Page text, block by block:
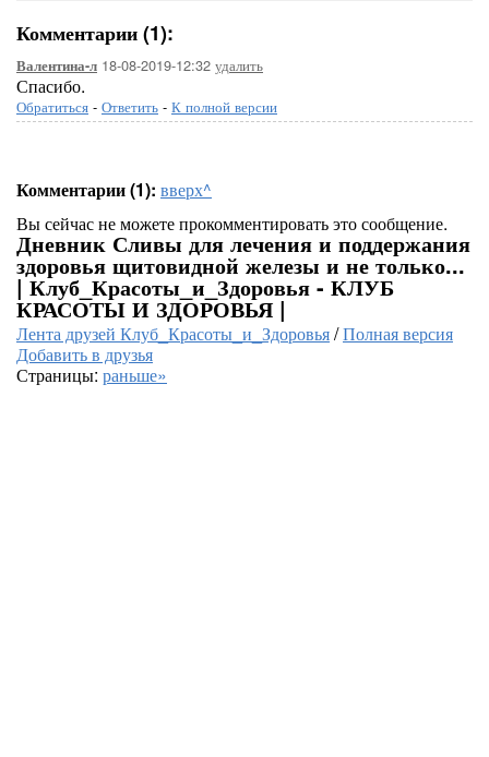
Комментарии (1):
Валентина-л 18-08-2019-12:32 удалить
Спасибо.
Обратиться - Ответить - К полной версии
Комментарии (1): вверх^
Вы сейчас не можете прокомментировать это сообщение.
Дневник Сливы для лечения и поддержания
здоровья щитовидной железы и не только...
| Клуб_Красоты_и_Здоровья - КЛУБ
КРАСОТЫ И ЗДОРОВЬЯ |
Лента друзей Клуб_Красоты_и_Здоровья/Полная версия
Добавить в друзья
Страницы: раньше»